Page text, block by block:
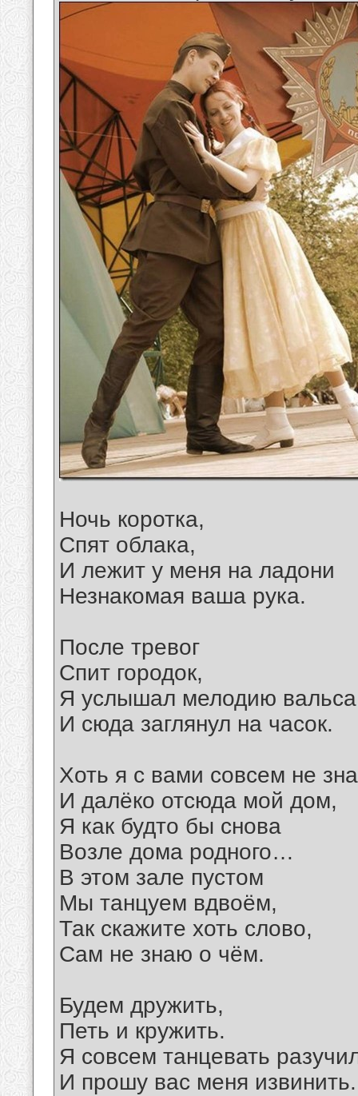
Ночь коротка,
Спят облака,
И лежит у меня на ладони
Незнакомая ваша рука.
После тревог
Спит городок,
Я услышал мелодию вальса
И сюда заглянул на часок.
Хоть я с вами совсем не
И далёко отсюда мой дом,
Я как будто бы снова
Возле дома родного…
В этом зале пустом
Мы танцуем вдвоём,
Так скажите хоть слово,
Сам не знаю о чём.
Будем дружить,
Петь и кружить.
Я совсем танцевать
И прошу вас меня извинить.